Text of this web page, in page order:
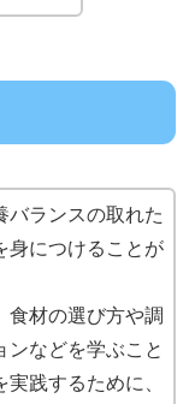
バランスの取れた
身につけることが
食材の選び方や調
ンなどを学ぶこと
践するために、